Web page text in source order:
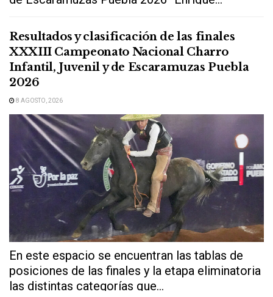
Resultados y clasificación de las finales
XXXIII Campeonato Nacional Charro
Infantil, Juvenil y de Escaramuzas Puebla
2026
8 AGOSTO, 2026
En este espacio se encuentran las tablas de
posiciones de las finales y la etapa eliminatoria
las distintas categorías que...